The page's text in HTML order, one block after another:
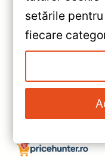
1998-
Detaliată,
Navigatie
setările
fiecare